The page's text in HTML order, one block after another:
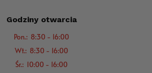
Godziny otwarcia
Pon.: 8:30 - 16:00
Wt.: 8:30 - 16:00
Śr.: 10:00 - 16:00